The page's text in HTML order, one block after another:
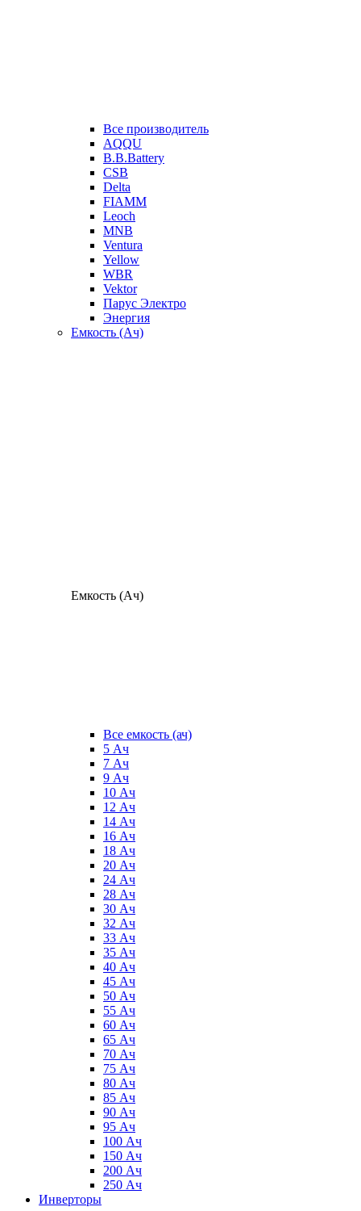
Все производитель
AQQU
B.B.Battery
CSB
Delta
FIAMM
Leoch
MNB
Ventura
Yellow
WBR
Vektor
Парус Электро
Энергия
Емкость (Ач)
Емкость (Ач)
Все емкость (ач)
5 Ач
7 Ач
9 Ач
10 Ач
12 Ач
14 Ач
16 Ач
18 Ач
20 Ач
24 Ач
28 Ач
30 Ач
32 Ач
33 Ач
35 Ач
40 Ач
45 Ач
50 Ач
55 Ач
60 Ач
65 Ач
70 Ач
75 Ач
80 Ач
85 Ач
90 Ач
95 Ач
100 Ач
150 Ач
200 Ач
250 Ач
Инверторы